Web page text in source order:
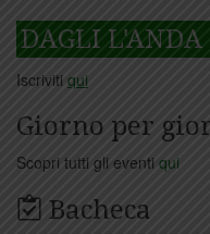
DAGLI L'ANDA
Iscriviti qui
Giorno per
Scopri tutti gli eventi qui
Bacheca